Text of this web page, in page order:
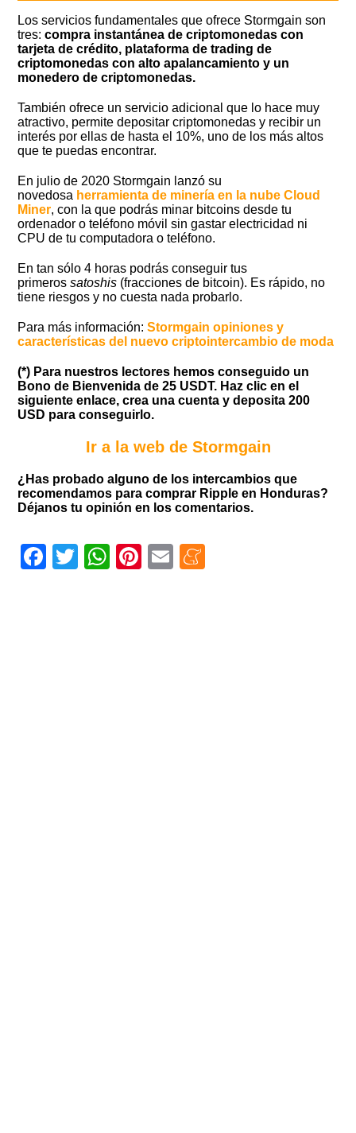
Los servicios fundamentales que ofrece Stormgain son
tres:compra instantánea de criptomonedas con
tarjeta de crédito, plataforma de trading de
criptomonedas con alto apalancamiento y un
monedero de criptomonedas.
También ofrece un servicio adicional que lo hace muy
atractivo, permite depositar criptomonedas y recibir un
interés por ellas de hasta el 10%, uno de los más altos
que te puedas encontrar.
En julio de 2020 Stormgain lanzó su
novedosa herramienta de minería en la nube Cloud
Miner, con la que podrás minar bitcoins desde tu
ordenador o teléfono móvil sin gastar electricidad ni
CPU de tu computadora o teléfono.
En tan sólo 4 horas podrás conseguir tus
primerossatoshis (fracciones de bitcoin). Es rápido, no
tiene riesgos y no cuesta nada probarlo.
Para más información:Stormgain opiniones y
características del nuevo criptointercambio de moda
(*) Para nuestros lectores hemos conseguido un
Bono de Bienvenida de 25 USDT. Haz clic en el
siguiente enlace, crea una cuenta y deposita 200
USD para conseguirlo.
Ir a la web de Stormgain
¿Has probado alguno de los intercambios que
recomendamos para comprar Ripple en Honduras?
Déjanos tu opinión en los comentarios.
Facebook
TwitterWhatsApp
Pinterest
Email